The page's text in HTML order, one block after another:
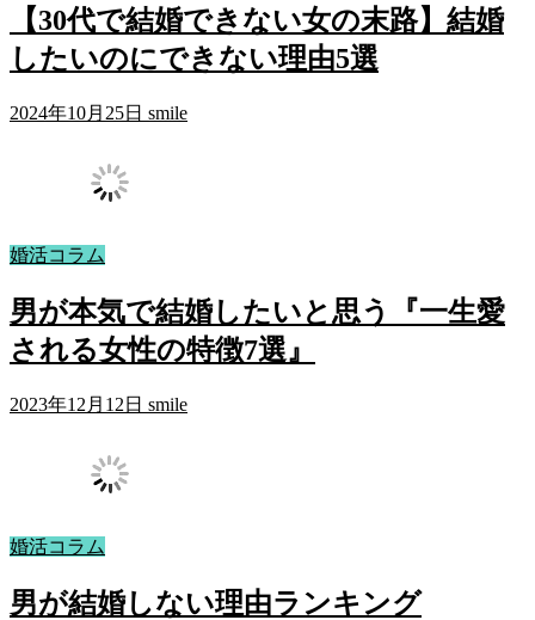
【30代で結婚できない女の末路】結婚
したいのにできない理由5選
2024年10月25日 smile
婚活コラム
男が本気で結婚したいと思う『一生愛
される女性の特徴7選』
2023年12月12日 smile
婚活コラム
男が結婚しない理由ランキング